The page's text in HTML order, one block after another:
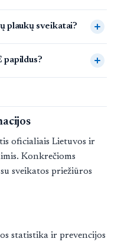
plaukų sveikatai?
papildus?
oficialiais Lietuvos ir
Konkrečioms
sveikatos priežiūros
statistika ir prevencijos